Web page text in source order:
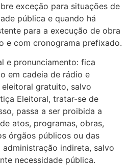
exceção para situações de
pública e quando há
para a execução de obra
e com cronograma prefixado.
e pronunciamento: fica
em cadeia de rádio e
gratuito, salvo
Eleitoral, tratar-se de
passa a ser proibida a
atos, programas, obras,
órgãos públicos ou das
indireta, salvo
necessidade pública.